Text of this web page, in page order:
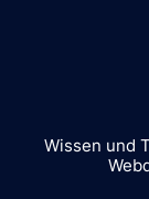
Wissen und